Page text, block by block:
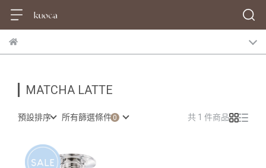
MATCHA LATTE
預設排序 所有篩選條件 共 1 件商品